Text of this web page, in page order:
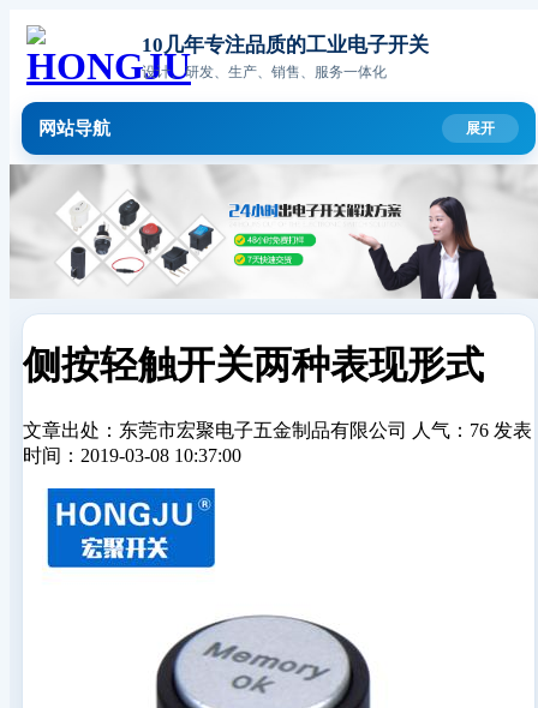
10几年专注品质的工业电子开关
设计、研发、生产、销售、服务一体化
网站导航
侧按轻触开关两种表现形式
文章出处：东莞市宏聚电子五金制品有限公司 人气：76 发表
时间：2019-03-08 10:37:00